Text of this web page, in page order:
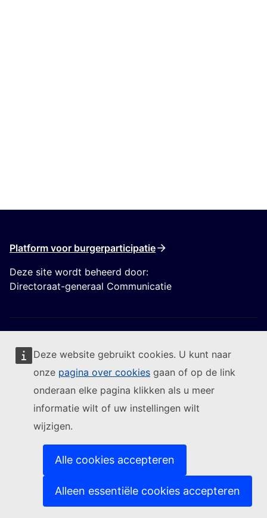
Deze website gebruikt cookies. U kunt naar
onze pagina over cookies gaan of op de link
onderaan elke pagina klikken als u meer
informatie wilt of uw instellingen wilt
wijzigen.
Alle cookies accepteren
Alleen essentiële cookies accepteren
Platform voor burgerparticipatie
Deze site wordt beheerd door:
Directoraat-generaal Communicatie
Volg de Europese Commissie
Contact(Externe link)
Een IT-kwetsbaarheid melden
Talen op onze websites(Externe link)
(Externe link)
Privacybeleid
Juridische mededeling
(Externe link)